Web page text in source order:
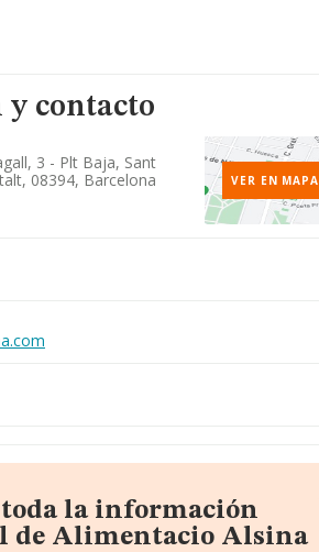
contacto
3 - Plt Baja, Sant
08394, Barcelona
VER EN MAPA
toda la información
de Alimentacio Alsina